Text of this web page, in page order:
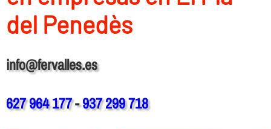
del Penedès
info@fervalles.es
627 964 177-937 299 718